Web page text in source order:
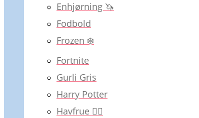
Enhjørning 🦄
Fodbold
Frozen ❄️
Fortnite
Gurli Gris
Harry Potter
Havfrue 🧜‍♀️